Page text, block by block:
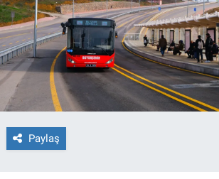
Paylaş
Künye
Son Dakika Haberleri
Haber Arşivi